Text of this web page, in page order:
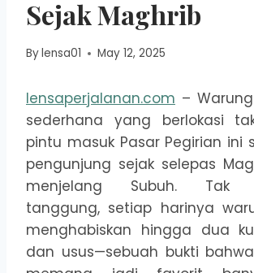
Sejak Maghrib
Bylensa01 May 12, 2025
lensaperjalanan.com –
sederhana yang berlokasi
pintu masuk Pasar Pegirian ini
pengunjung sejak selepas
menjelang Subuh. Tak
tanggung, setiap harinya
menghabiskan hingga dua
dan usus—sebuah bukti